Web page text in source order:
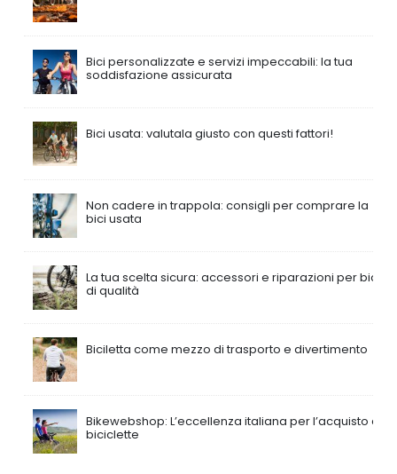
Bici personalizzate e servizi impeccabili: la tua
soddisfazione assicurata
Bici usata: valutala giusto con questi fattori!
Non cadere in trappola: consigli per comprare la
bici usata
La tua scelta sicura: accessori e riparazioni per bici
di qualità
Biciletta come mezzo di trasporto e divertimento
Bikewebshop: L’eccellenza italiana per l’acquisto di
biciclette